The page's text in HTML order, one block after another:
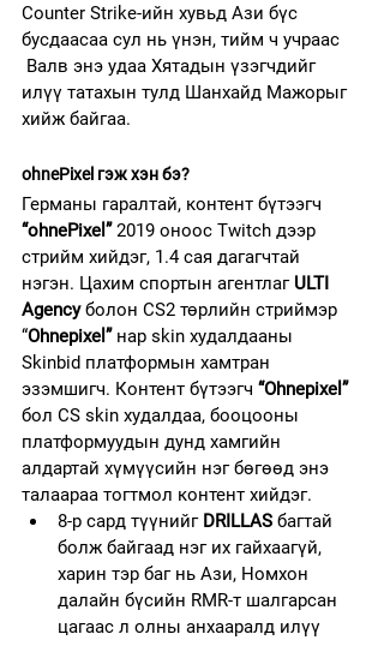
Counter Strike-ийн хувьд Ази бүс
бусдаасаа сул нь үнэн, тийм ч учраас
Валв энэ удаа Хятадын үзэгчдийг
илүү татахын тулд Шанхайд Мажорыг
хийж байгаа.
ohnePixel гэж хэн бэ?
Германы гаралтай, контент бүтээгч
“ohnePixel” 2019 оноос Twitch дээр
стрийм хийдэг, 1.4 сая дагагчтай
нэгэн. Цахим спортын агентлаг ULTI
Agency болон CS2 төрлийн стриймэр
“Ohnepixel” нар skin худалдааны
Skinbid платформын хамтран
эзэмшигч. Контент бүтээгч “Ohnepixel”
бол CS skin худалдаа, бооцооны
платформуудын дунд хамгийн
алдартай хүмүүсийн нэг бөгөөд энэ
талаараа тогтмол контент хийдэг.
8-р сард түүнийг DRILLAS багтай
болж байгаад нэг их гайхаагүй,
харин тэр баг нь Ази, Номхон
далайн бүсийн RMR-т шалгарсан
цагаас л олны анхааралд илүү